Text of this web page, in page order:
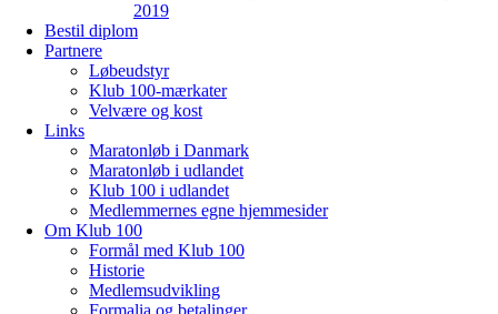
2019
Bestil diplom
Partnere
Løbeudstyr
Klub 100-mærkater
Velvære og kost
Links
Maratonløb i Danmark
Maratonløb i udlandet
Klub 100 i udlandet
Medlemmernes egne hjemmesider
Om Klub 100
Formål med Klub 100
Historie
Medlemsudvikling
Formalia og betalinger